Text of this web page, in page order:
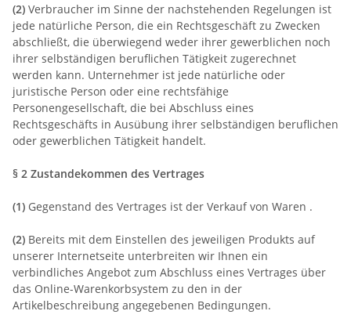
(2) Verbraucher im Sinne der nachstehenden Regelungen ist
jede natürliche Person, die ein Rechtsgeschäft zu Zwecken
abschließt, die überwiegend weder ihrer gewerblichen noch
ihrer selbständigen beruflichen Tätigkeit zugerechnet
werden kann. Unternehmer ist jede natürliche oder
juristische Person oder eine rechtsfähige
Personengesellschaft, die bei Abschluss eines
Rechtsgeschäfts in Ausübung ihrer selbständigen beruflichen
oder gewerblichen Tätigkeit handelt.
§ 2 Zustandekommen des Vertrages
(1) Gegenstand des Vertrages ist der Verkauf von Waren .
(2) Bereits mit dem Einstellen des jeweiligen Produkts auf
unserer Internetseite unterbreiten wir Ihnen ein
verbindliches Angebot zum Abschluss eines Vertrages über
das Online-Warenkorbsystem zu den in der
Artikelbeschreibung angegebenen Bedingungen.